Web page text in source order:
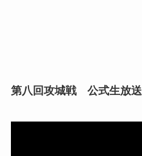
第八回攻城戦 公式生放送